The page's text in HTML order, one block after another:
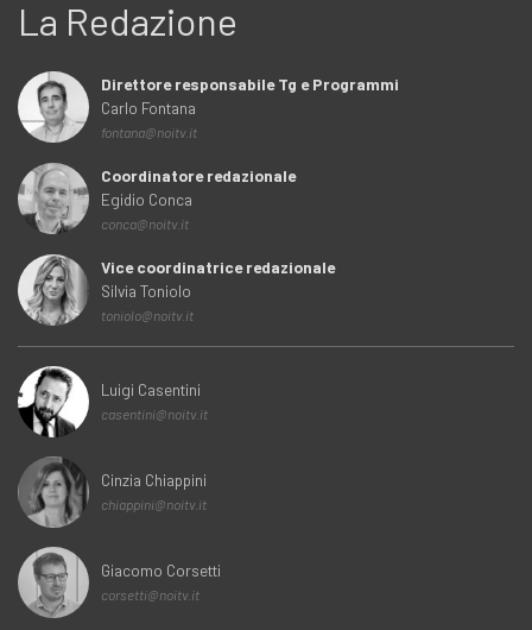
La Redazione
Direttore responsabile Tg e Programmi
Carlo Fontana
fontana@noitv.it
Coordinatore redazionale
Egidio Conca
conca@noitv.it
Vice coordinatrice redazionale
Silvia Toniolo
toniolo@noitv.it
Luigi Casentini
casentini@noitv.it
Cinzia Chiappini
chiappini@noitv.it
Giacomo Corsetti
corsetti@noitv.it